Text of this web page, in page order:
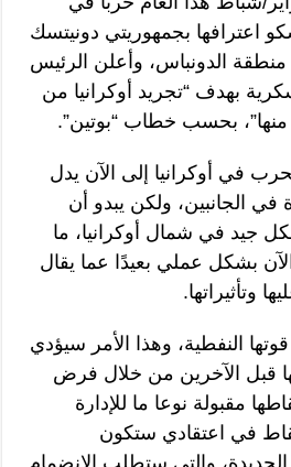
اعترافها بجمهوريتي دونيتسك
الدونباس، وأعلن الرئيس
بهدف “تجريد أوكرانيا من
منها”، بحسب خطاب “بوتين”.
في أوكرانيا إلى الآن يدل
الجانبين، ولكن يبدو أن
جيد في شمال أوكرانيا، ما
بشكل عملي بعيدًا عما يقال
وتأثيراتها.
النفطية، وهذا الأمر سيؤدي
قبل الآخرين من خلال فرض
مقبولة نوعا ما للإدارة
في اعتقادي ستكون
والتي ستطلب الانضمام